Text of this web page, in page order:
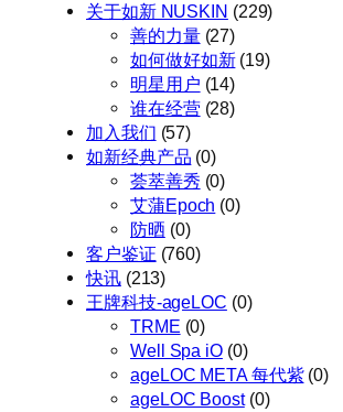
关于如新 NUSKIN (229)
善的力量(27)
如何做好如新(19)
明星用户 (14)
谁在经营(28)
加入我们 (57)
如新经典产品 (0)
荟萃善秀 (0)
艾蒲Epoch (0)
防晒 (0)
客户鉴证 (760)
快讯(213)
王牌科技-ageLOC (0)
TRME (0)
Well Spa iO(0)
ageLOC META 每代紫(0)
ageLOC Boost(0)